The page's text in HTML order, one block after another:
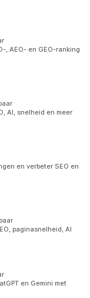
, AEO- en GEO-ranking
AI, snelheid en meer
en verbeter SEO en
paginasnelheid, AI
en Gemini met